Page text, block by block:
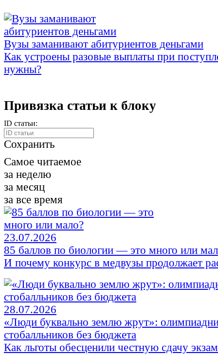
Вузы заманивают абитуриентов деньгами
Как устроены разовые выплаты при
нужны?
Привязка статьи к блоку
ID статьи:
Сохранить
Самое читаемое
за неделю
за месяц
за все время
23.07.2026
85 баллов по биологии — это много или
И почему конкурс в медвузы продолжает
28.07.2026
«Люди буквально землю жрут»:
стобалльников без бюджета
Как льготы обесценили честную сдачу